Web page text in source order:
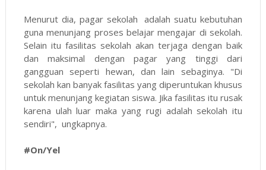
Menurut dia, pagar sekolah adalah suatu kebutuhan
guna menunjang proses belajar mengajar di sekolah.
Selain itu fasilitas sekolah akan terjaga dengan baik
dan maksimal dengan pagar yang tinggi dari
gangguan seperti hewan, dan lain sebaginya. "Di
sekolah kan banyak fasilitas yang diperuntukan khusus
untuk menunjang kegiatan siswa. Jika fasilitas itu rusak
karena ulah luar maka yang rugi adalah sekolah itu
sendiri", ungkapnya.
#On/Yel